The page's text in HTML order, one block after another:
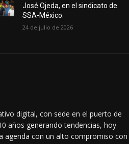
José Ojeda, en el sindicato de
SSA-México.
24 de julio de 2026
digital, con sede en el puerto de
años generando tendencias, hoy
agenda con un alto compromiso con